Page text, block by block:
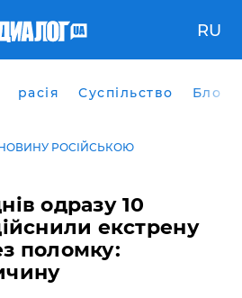
RU
расія Суспільство Блоги
РОСІЙСЬКОЮ
одразу 10
екстрену
поломку: